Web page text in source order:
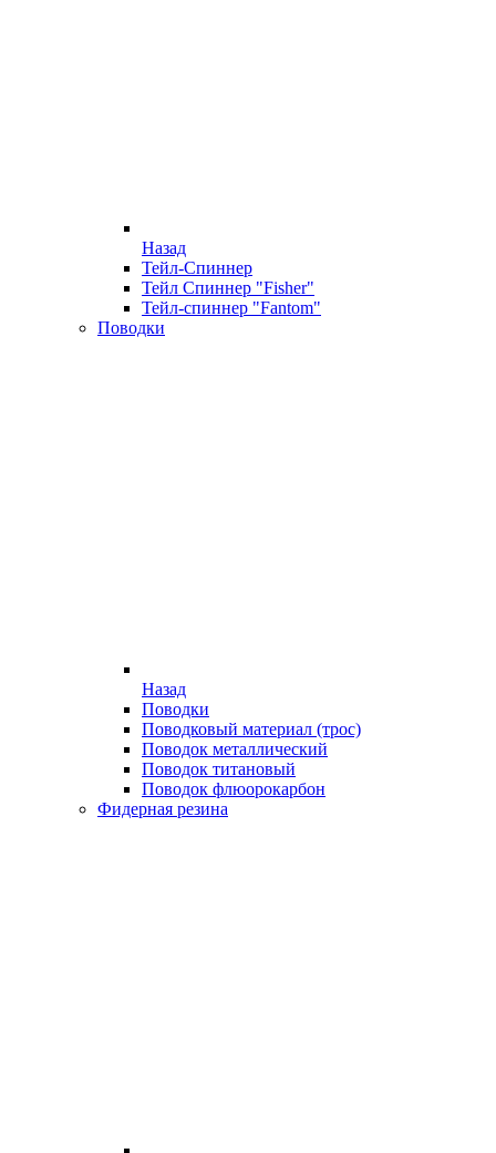
Назад
Тейл-Спиннер
Тейл Спиннер "Fisher"
Тейл-спиннер "Fantom"
Поводки
Назад
Поводки
Поводковый материал (трос)
Поводок металлический
Поводок титановый
Поводок флюорокарбон
Фидерная резина